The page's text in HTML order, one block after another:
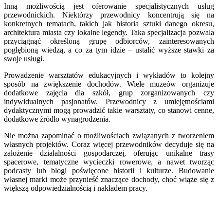
Inną możliwością jest oferowanie specjalistycznych usług
przewodnickich. Niektórzy przewodnicy koncentrują się na
konkretnych tematach, takich jak historia sztuki danego okresu,
architektura miasta czy lokalne legendy. Taka specjalizacja pozwala
przyciągnąć określoną grupę odbiorców, zainteresowanych
pogłębioną wiedzą, a co za tym idzie – ustalić wyższe stawki za
swoje usługi.
Prowadzenie warsztatów edukacyjnych i wykładów to kolejny
sposób na zwiększenie dochodów. Wiele muzeów organizuje
dodatkowe zajęcia dla szkół, grup zorganizowanych czy
indywidualnych pasjonatów. Przewodnicy z umiejętnościami
dydaktycznymi mogą prowadzić takie warsztaty, co stanowi cenne,
dodatkowe źródło wynagrodzenia.
Nie można zapominać o możliwościach związanych z tworzeniem
własnych projektów. Coraz więcej przewodników decyduje się na
założenie działalności gospodarczej, oferując unikalne trasy
spacerowe, tematyczne wycieczki rowerowe, a nawet tworząc
podcasty lub blogi poświęcone historii i kulturze. Budowanie
własnej marki może przynieść znaczące dochody, choć wiąże się z
większą odpowiedzialnością i nakładem pracy.